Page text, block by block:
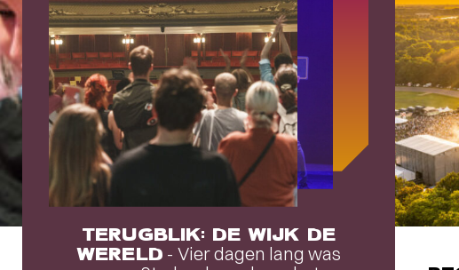
TERUGBLIK: DE WIJK DE
WERELD - Vier dagen lang was